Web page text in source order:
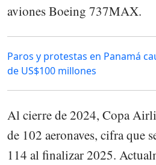
aviones Boeing 737MAX.
Paros y protestas en Panamá
de US$100 millones
Al cierre de 2024, Copa
de 102 aeronaves, cifra que
114 al finalizar 2025.